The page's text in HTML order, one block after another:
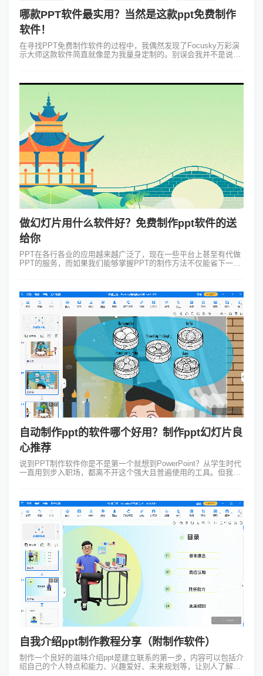
哪款PPT软件最实用？当然是这款ppt免费制作
软件！
在寻找PPT免费制作软件的过程中，我偶然发现了Focusky万彩演
示大师这款软件简直就像是为我量身定制的。别误会我并不是说它
做幻灯片用什么软件好？免费制作ppt软件的送
给你
PPT在各行各业的应用越来越广泛了，现在一些平台上甚至有代做
PPT的服务，而如果我们能够掌握PPT的制作方法不仅能省下一笔
自动制作ppt的软件哪个好用？制作ppt幻灯片良
心推荐
说到PPT制作软件你是不是第一个就想到PowerPoint？从学生时代
一直用到步入职场，都离不开这个强大且普遍使用的工具。但我们
自我介绍ppt制作教程分享（附制作软件）
制作一个良好的滋味介绍ppt是建立联系的第一步，内容可以包括介
绍自己的个人特点和能力、兴趣爱好、未来规划等，让别人了解你